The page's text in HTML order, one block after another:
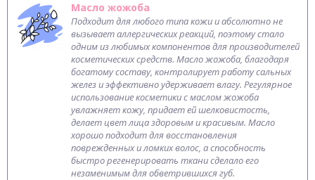
Масло жожоба
Подходит для любого типа кожи и абсолютно не
вызывает аллергических реакций, поэтому стало
одним из любимых компонентов для производителей
косметических средств. Масло жожоба, благодаря
богатому составу, контролирует работу сальных
желез и эффективно удерживает влагу. Регулярное
использование косметики с маслом жожоба
увлажняет кожу, придает ей шелковистость,
делает цвет лица здоровым и красивым. Масло
хорошо подходит для восстановления
поврежденных и ломких волос, а способность
быстро регенерировать ткани сделало его
незаменимым для обветрившихся губ.